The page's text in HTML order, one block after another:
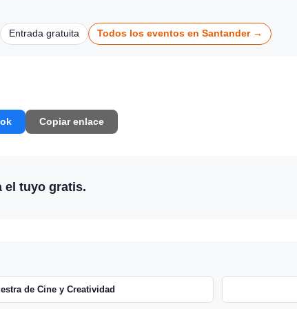
Entrada gratuita Todos los eventos en Santander →
Copiar enlace
el tuyo gratis.
de Cine y Creatividad